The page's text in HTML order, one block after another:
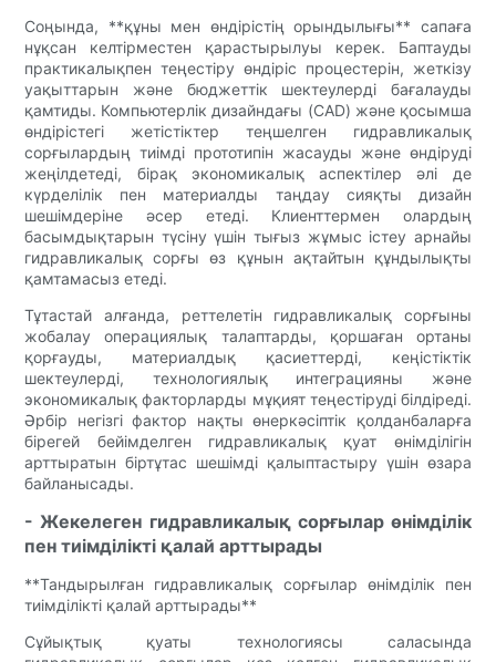
Соңында, **құны мен өндірістің орындылығы** сапаға
нұқсан келтірместен қарастырылуы керек. Баптауды
практикалықпен теңестіру өндіріс процестерін, жеткізу
уақыттарын және бюджеттік шектеулерді бағалауды
қамтиды. Компьютерлік дизайндағы (CAD) және қосымша
өндірістегі жетістіктер теңшелген гидравликалық
сорғылардың тиімді прототипін жасауды және өндіруді
жеңілдетеді, бірақ экономикалық аспектілер әлі де
күрделілік пен материалды таңдау сияқты дизайн
шешімдеріне әсер етеді. Клиенттермен олардың
басымдықтарын түсіну үшін тығыз жұмыс істеу арнайы
гидравликалық сорғы өз құнын ақтайтын құндылықты
қамтамасыз етеді.
Тұтастай алғанда, реттелетін гидравликалық сорғыны
жобалау операциялық талаптарды, қоршаған ортаны
қорғауды, материалдық қасиеттерді, кеңістіктік
шектеулерді, технологиялық интеграцияны және
экономикалық факторларды мұқият теңестіруді білдіреді.
Әрбір негізгі фактор нақты өнеркәсіптік қолданбаларға
бірегей бейімделген гидравликалық қуат өнімділігін
арттыратын біртұтас шешімді қалыптастыру үшін өзара
байланысады.
- Жекелеген гидравликалық сорғылар өнімділік
пен тиімділікті қалай арттырады
**Тандырылған гидравликалық сорғылар өнімділік пен
тиімділікті қалай арттырады**
Сұйықтық қуаты технологиясы саласында